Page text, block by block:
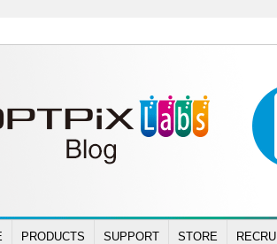
PRODUCTS SUPPORT STORE